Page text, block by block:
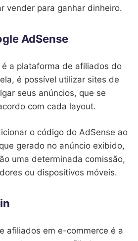
vender para ganhar dinheiro.
AdSense
é a plataforma de afiliados do
é possível utilizar sites de
seus anúncios, que se
com cada layout.
o código do AdSense ao
gerado no anúncio exibido,
uma determinada comissão,
ou dispositivos móveis.
afiliados em e-commerce é a